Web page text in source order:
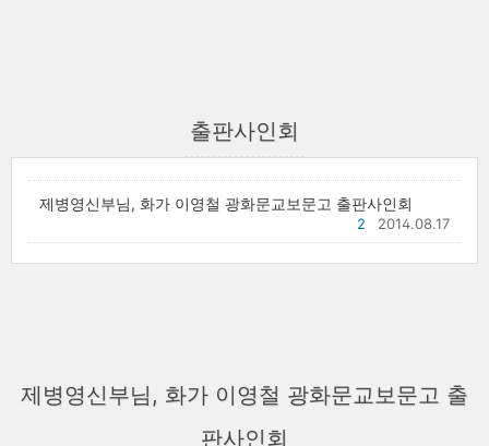
출판사인회
제병영신부님, 화가 이영철 광화문교보문고 출판사인회
2014.08.17
2
제병영신부님, 화가 이영철 광화문교보문고 출
판사인회